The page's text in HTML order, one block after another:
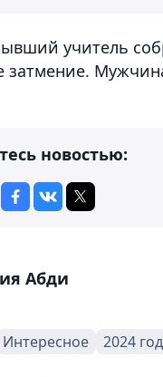
учитель
затмение.
новостью:
Абди
Интересное 2024 год